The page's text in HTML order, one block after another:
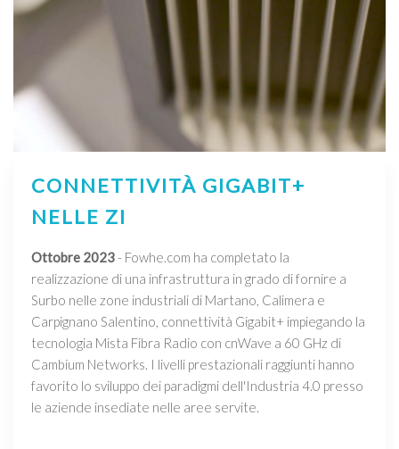
CONNETTIVITÀ GIGABIT+
NELLE ZI
Ottobre 2023- Fowhe.com ha completato la
realizzazione di una infrastruttura in grado di fornire a
Surbo nelle zone industriali di Martano, Calimera e
Carpignano Salentino, connettività Gigabit+ impiegando la
tecnologia Mista Fibra Radio con cnWave a 60 GHz di
Cambium Networks. I livelli prestazionali raggiunti hanno
favorito lo sviluppo dei paradigmi dell'Industria 4.0 presso
le aziende insediate nelle aree servite.